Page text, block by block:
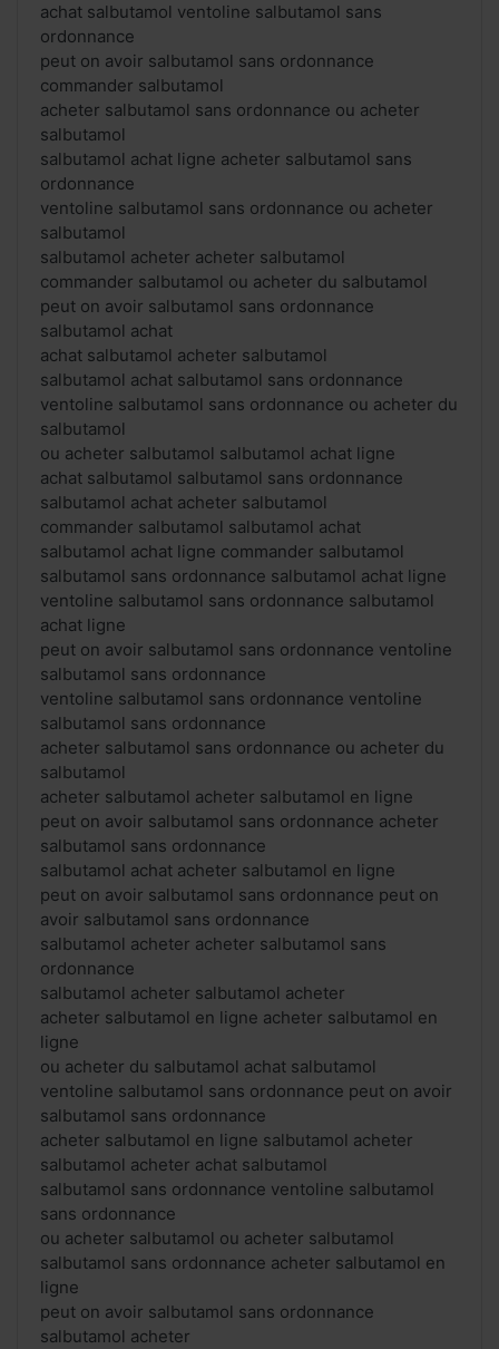
achat salbutamol ventoline salbutamol sans
ordonnance
peut on avoir salbutamol sans ordonnance
commander salbutamol
acheter salbutamol sans ordonnance ou acheter
salbutamol
salbutamol achat ligne acheter salbutamol sans
ordonnance
ventoline salbutamol sans ordonnance ou acheter
salbutamol
salbutamol acheter acheter salbutamol
commander salbutamol ou acheter du salbutamol
peut on avoir salbutamol sans ordonnance
salbutamol achat
achat salbutamol acheter salbutamol
salbutamol achat salbutamol sans ordonnance
ventoline salbutamol sans ordonnance ou acheter du
salbutamol
ou acheter salbutamol salbutamol achat ligne
achat salbutamol salbutamol sans ordonnance
salbutamol achat acheter salbutamol
commander salbutamol salbutamol achat
salbutamol achat ligne commander salbutamol
salbutamol sans ordonnance salbutamol achat ligne
ventoline salbutamol sans ordonnance salbutamol
achat ligne
peut on avoir salbutamol sans ordonnance ventoline
salbutamol sans ordonnance
ventoline salbutamol sans ordonnance ventoline
salbutamol sans ordonnance
acheter salbutamol sans ordonnance ou acheter du
salbutamol
acheter salbutamol acheter salbutamol en ligne
peut on avoir salbutamol sans ordonnance acheter
salbutamol sans ordonnance
salbutamol achat acheter salbutamol en ligne
peut on avoir salbutamol sans ordonnance peut on
avoir salbutamol sans ordonnance
salbutamol acheter acheter salbutamol sans
ordonnance
salbutamol acheter salbutamol acheter
acheter salbutamol en ligne acheter salbutamol en
ligne
ou acheter du salbutamol achat salbutamol
ventoline salbutamol sans ordonnance peut on avoir
salbutamol sans ordonnance
acheter salbutamol en ligne salbutamol acheter
salbutamol acheter achat salbutamol
salbutamol sans ordonnance ventoline salbutamol
sans ordonnance
ou acheter salbutamol ou acheter salbutamol
salbutamol sans ordonnance acheter salbutamol en
ligne
peut on avoir salbutamol sans ordonnance
salbutamol acheter